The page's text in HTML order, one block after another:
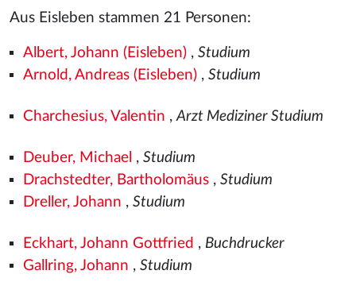
Aus Eisleben stammen 21 Personen:
Albert, Johann (Eisleben), Studium
Arnold, Andreas (Eisleben), Studium
Charchesius, Valentin ,Arzt Mediziner Studium
Deuber, Michael , Studium
Drachstedter, Bartholomäus, Studium
Dreller, Johann , Studium
Eckhart, Johann Gottfried , Buchdrucker
Gallring, Johann , Studium